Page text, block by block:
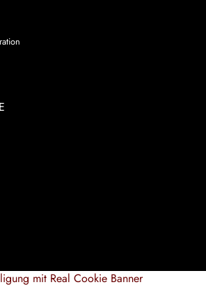
mit Real Cookie Banner